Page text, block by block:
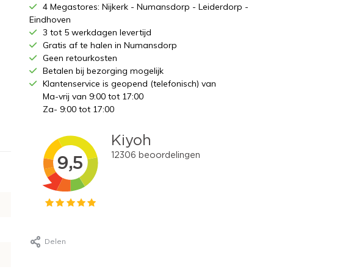
4 Megastores: Nijkerk - Numansdorp - Leiderdorp -
Eindhoven
3 tot 5 werkdagen levertijd
Gratis af te halen in Numansdorp
Geen retourkosten
Betalen bij bezorging mogelijk
Klantenservice is geopend (telefonisch) van
Ma-vrij van 9:00 tot 17:00
Za- 9:00 tot 17:00
Delen